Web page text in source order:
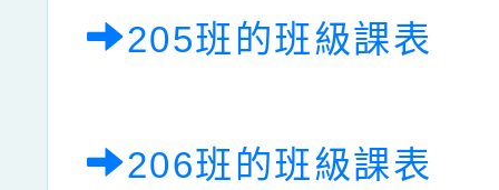
205班的班級課表
206班的班級課表